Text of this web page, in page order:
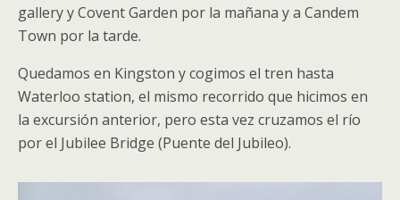
gallery y Covent Garden por la mañana y a Candem
Town por la tarde.
Quedamos en Kingston y cogimos el tren hasta
Waterloo station, el mismo recorrido que hicimos en
la excursión anterior, pero esta vez cruzamos el río
por el Jubilee Bridge (Puente del Jubileo).